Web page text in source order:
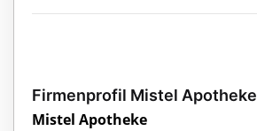
Firmenprofil Mistel Apotheke
Mistel Apotheke